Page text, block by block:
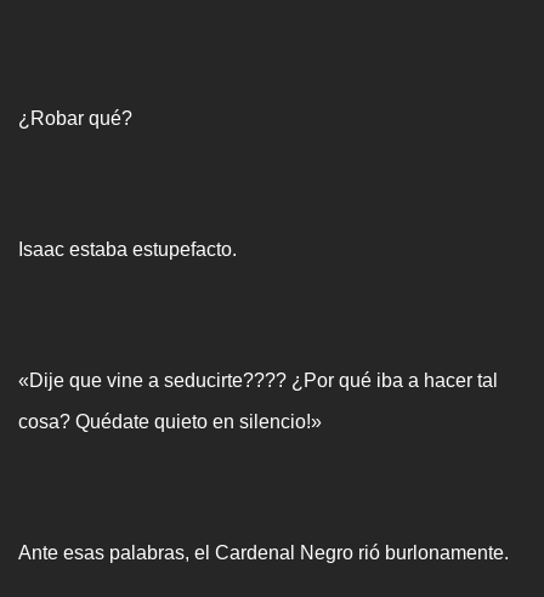
¿Robar qué?
Isaac estaba estupefacto.
«Dije que vine a seducirte???? ¿Por qué iba a hacer tal
cosa? Quédate quieto en silencio!»
Ante esas palabras, el Cardenal Negro rió burlonamente.